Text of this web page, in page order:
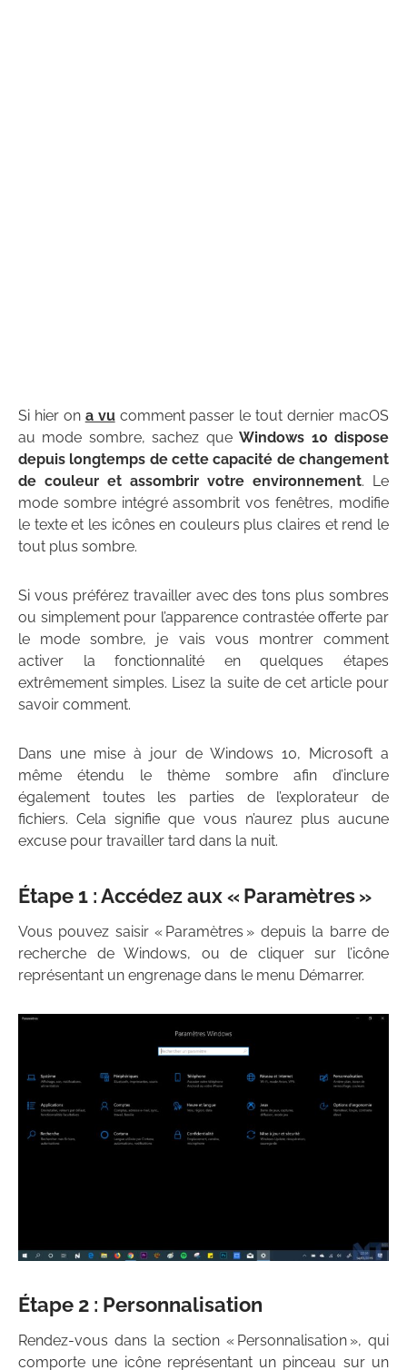
Si hier on a vucomment passer le tout dernier macOS
au mode sombre, sachez queWindows 10 dispose
depuis longtemps de cette capacité de changement
de couleur et assombrir votre environnement. Le
mode sombre intégré assombrit vos fenêtres, modifie
le texte et les icônes en couleurs plus claires et rend le
tout plus sombre.
Si vous préférez travailler avec des tons plus sombres
ou simplement pour l’apparence contrastée offerte par
le mode sombre, je vais vous montrer comment
activer la fonctionnalité en quelques étapes
extrêmement simples. Lisez la suite de cet article pour
savoir comment.
Dans une mise à jour de Windows 10, Microsoft a
même étendu le thème sombre afin d’inclure
également toutes les parties de l’explorateur de
fichiers. Cela signifie que vous n’aurez plus aucune
excuse pour travailler tard dans la nuit.
Étape 1 : Accédez aux « Paramètres »
Vous pouvez saisir « Paramètres » depuis la barre de
recherche de Windows, ou de cliquer sur l’icône
représentant un engrenage dans le menu Démarrer.
Étape 2 : Personnalisation
Rendez-vous dans la section « Personnalisation », qui
comporte une icône représentant un pinceau sur un